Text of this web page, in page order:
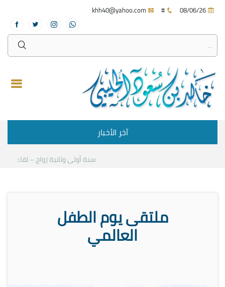
#
آخر الأخبار
سنة أولى وثانية زواج – لقاء مع
ملتقى يوم الطفل
العالمي